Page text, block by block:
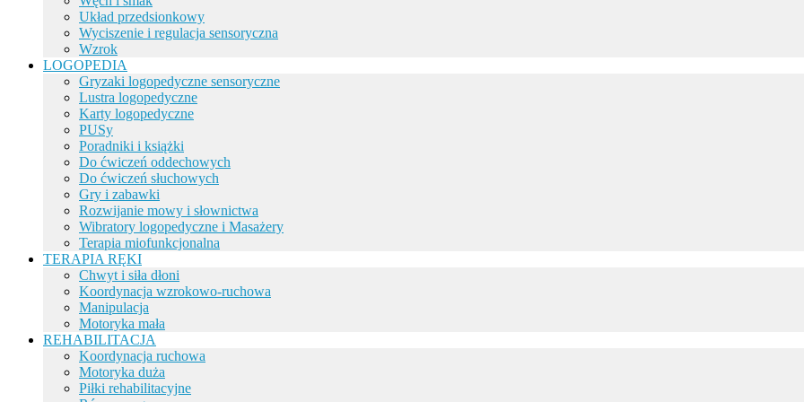
Układ przedsionkowy
Wyciszenie i regulacja sensoryczna
Wzrok
LOGOPEDIA
Gryzaki logopedyczne sensoryczne
Lustra logopedyczne
Karty logopedyczne
PUSy
Poradniki i książki
Do ćwiczeń oddechowych
Do ćwiczeń słuchowych
Gry i zabawki
Rozwijanie mowy i słownictwa
Wibratory logopedyczne i Masażery
Terapia miofunkcjonalna
TERAPIA RĘKI
Chwyt i siła dłoni
Koordynacja wzrokowo-ruchowa
Manipulacja
Motoryka mała
REHABILITACJA
Koordynacja ruchowa
Motoryka duża
Piłki rehabilitacyjne